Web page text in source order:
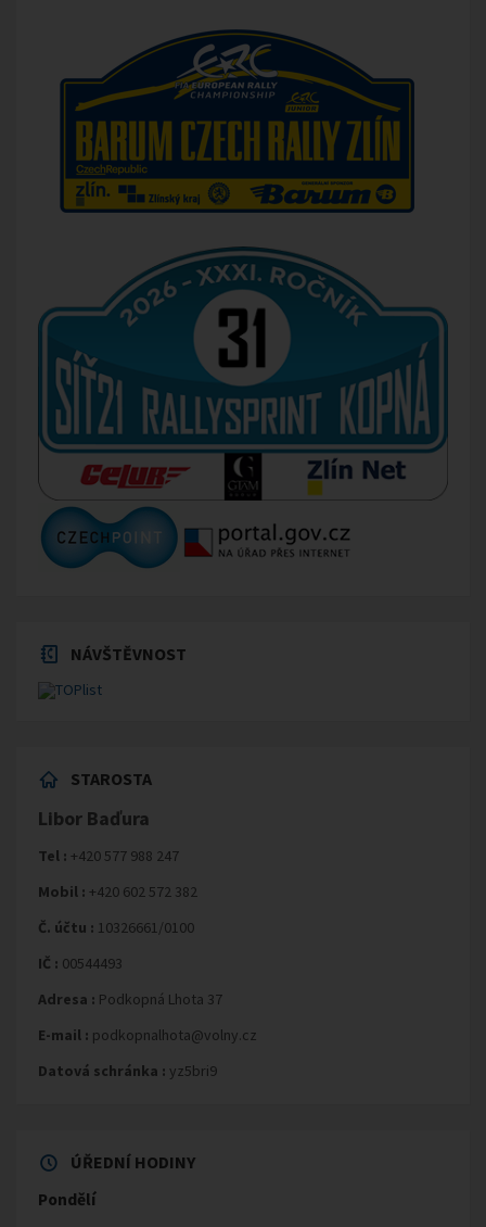
NÁVŠTĚVNOST
STAROSTA
Libor Baďura
Tel : +420 577 988 247
Mobil : +420 602 572 382
Č. účtu : 10326661/0100
IČ : 00544493
Adresa : Podkopná Lhota 37
E-mail : podkopnalhota@volny.cz
Datová schránka : yz5bri9
ÚŘEDNÍ HODINY
Pondělí